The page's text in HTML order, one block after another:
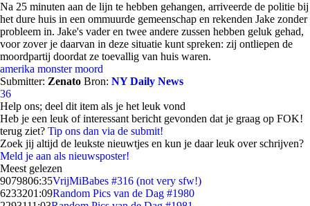
Na 25 minuten aan de lijn te hebben gehangen, arriveerde de politie bij
het dure huis in een ommuurde gemeenschap en rekenden Jake zonder
probleem in. Jake's vader en twee andere zussen hebben geluk gehad,
voor zover je daarvan in deze situatie kunt spreken: zij ontliepen de
moordpartij doordat ze toevallig van huis waren.
amerika monster moord
Submitter: Zenato Bron: NY Daily News
36
Help ons; deel dit item als je het leuk vond
Heb je een leuk of interessant bericht gevonden dat je graag op FOK!
terug ziet? Tip ons dan via de submit!
Zoek jij altijd de leukste nieuwtjes en kun je daar leuk over schrijven?
Meld je aan als nieuwsposter!
Meest gelezen
9079806:35VrijMiBabes #316 (not very sfw!)
6233201:09Random Pics van de Dag #1980